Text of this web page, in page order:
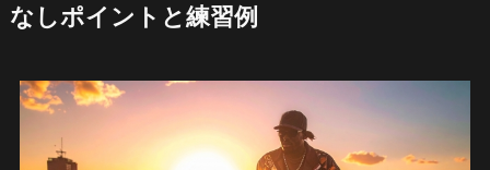
なしポイントと練習例